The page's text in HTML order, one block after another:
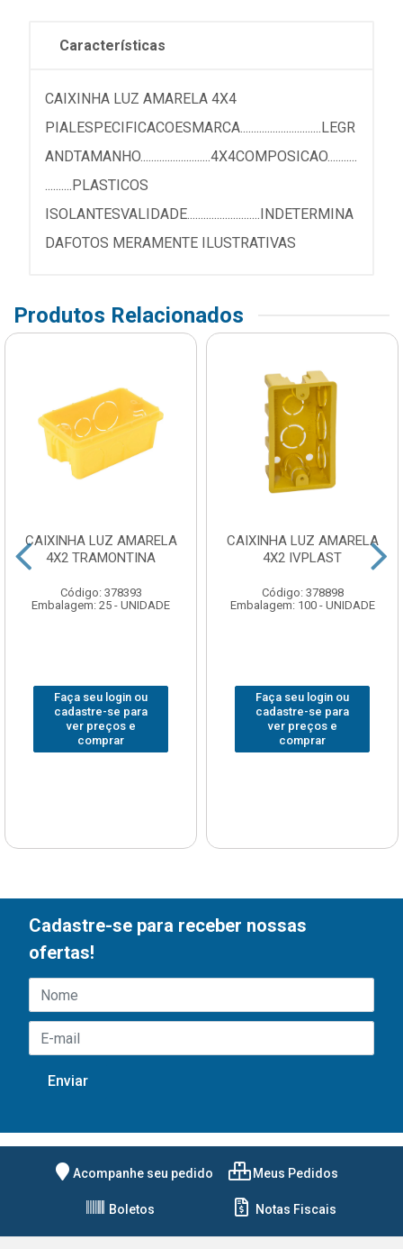
Características
CAIXINHA LUZ AMARELA 4X4
PIALESPECIFICACOESMARCA..............................LEGR
ANDTAMANHO..........................4X4COMPOSICAO...........
..........PLASTICOS
ISOLANTESVALIDADE...........................INDETERMINA
DAFOTOS MERAMENTE ILUSTRATIVAS
Produtos Relacionados
CAIXINHA LUZ AMARELA
4X2 TRAMONTINA
Código: 378393
Embalagem: 25 - UNIDADE
Faça seu login ou
cadastre-se para
ver preços e
comprar
CAIXINHA LUZ AMARELA
4X2 IVPLAST
Código: 378898
Embalagem: 100 - UNIDADE
Faça seu login ou
cadastre-se para
ver preços e
comprar
Cadastre-se para receber nossas
ofertas!
Acompanhe seu pedido Meus Pedidos
Boletos Notas Fiscais